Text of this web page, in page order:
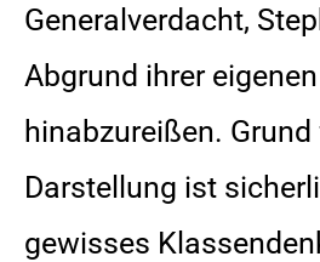
Generalverdacht,
Abgrund ihrer
hinabzureißen.
Darstellung ist
gewisses